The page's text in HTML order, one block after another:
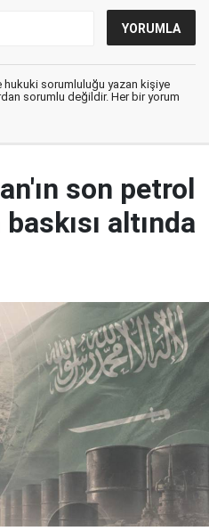
hukuki sorumluluğu yazan kişiye
sorumlu değildir. Her bir yorum
son petrol
altında